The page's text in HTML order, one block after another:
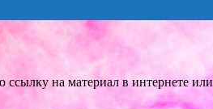
на материал в интернете